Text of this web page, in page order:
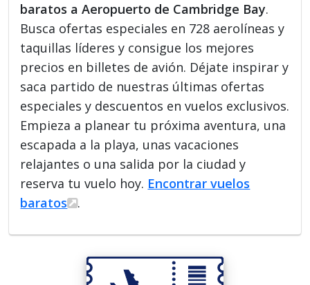
baratos a Aeropuerto de Cambridge Bay.
Busca ofertas especiales en 728 aerolíneas y
taquillas líderes y consigue los mejores
precios en billetes de avión. Déjate inspirar y
saca partido de nuestras últimas ofertas
especiales y descuentos en vuelos exclusivos.
Empieza a planear tu próxima aventura, una
escapada a la playa, unas vacaciones
relajantes o una salida por la ciudad y
reserva tu vuelo hoy. Encontrar vuelos
baratos
.